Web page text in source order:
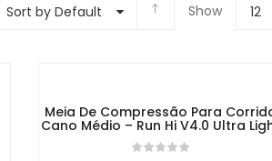
Sort by Default Show 12
Meia De Compressão Para
Cano Médio – Run Hi V4.0 Ultra